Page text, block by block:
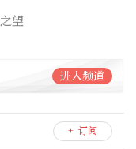
望
进入频道
+ 订阅